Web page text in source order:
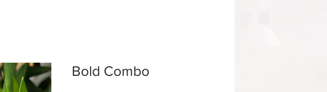
Bold Combo